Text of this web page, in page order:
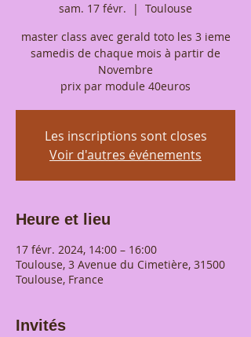
sam. 17 févr.
  |
Toulouse
master class avec gerald toto les 3 ieme
samedis de chaque mois à partir de
Novembre
prix par module 40euros
Les inscriptions sont closes
Voir d'autres événements
Heure et lieu
17 févr. 2024, 14:00 – 16:00
Toulouse, 3 Avenue du Cimetière, 31500
Toulouse, France
Invités